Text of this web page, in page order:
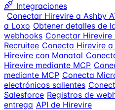
Integraciones
Conectar Hirevire a Ashby
a Loxo Obtener detalles de
webhooks Conectar Hirevire
Recruitee Conecta Hirevire
Hirevire con Manatal
Hirevire mediante MCP
mediante MCP Conecta
electrónicos salientes
Salesforce Registros de
entrega API de Hirevire